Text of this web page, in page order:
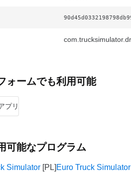
ォームでも利用可能
プリ
可能なプログラム
Simulator Euro Truck